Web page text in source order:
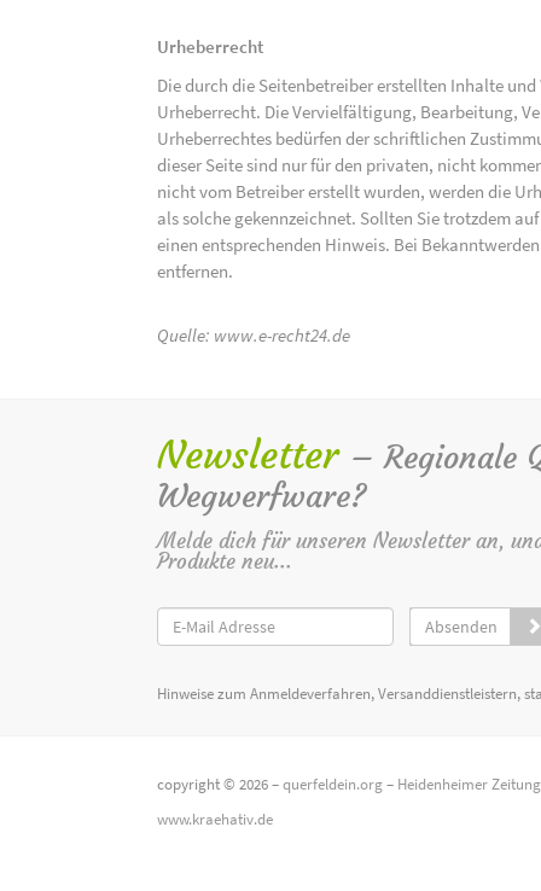
Urheberrecht
Die durch die Seitenbetreiber erstellten Inhalte
Urheberrecht. Die Vervielfältigung, Bearbeitung,
Urheberrechtes bedürfen der schriftlichen
dieser Seite sind nur für den privaten, nicht
nicht vom Betreiber erstellt wurden, werden die
als solche gekennzeichnet. Sollten Sie trotzdem
einen entsprechenden Hinweis. Bei
entfernen.
Quelle: www.e-recht24.de
Newsletter – Regionale
Wegwerfware?
Melde dich für unseren Newsletter an,
Produkte neu...
Absenden
Hinweise zum Anmeldeverfahren, Versanddienstleistern,
copyright © 2026 –querfeldein.org– Heidenheimer
www.kraehativ.de